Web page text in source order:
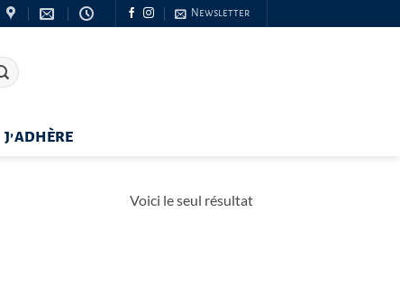
Newsletter
J’ADHÈRE
Voici le seul résultat